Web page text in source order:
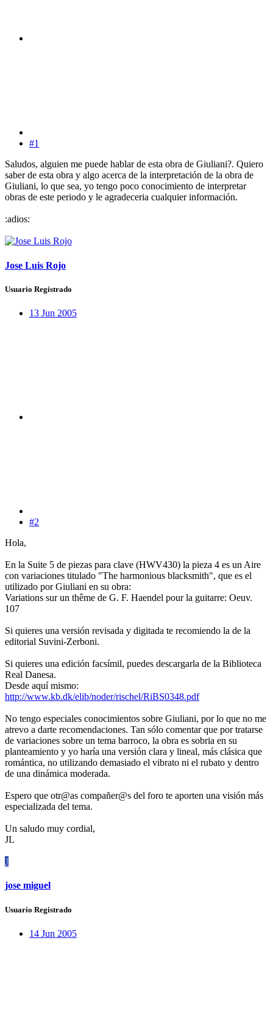
#1
Saludos, alguien me puede hablar de esta obra de Giuliani?. Quiero
saber de esta obra y algo acerca de la interpretación de la obra de
Giuliani, lo que sea, yo tengo poco conocimiento de interpretar
obras de este periodo y le agradeceria cualquier información.
:adios:
Jose Luis Rojo
Usuario Registrado
13 Jun 2005
#2
Hola,
En la Suite 5 de piezas para clave (HWV430) la pieza 4 es un Aire
con variaciones titulado "The harmonious blacksmith", que es el
utilizado por Giuliani en su obra:
Variations sur un thême de G. F. Haendel pour la guitarre: Oeuv.
107
Si quieres una versión revisada y digitada te recomiendo la de la
editorial Suvini-Zerboni.
Si quieres una edición facsímil, puedes descargarla de la Biblioteca
Real Danesa.
Desde aquí mismo:
http://www.kb.dk/elib/noder/rischel/RiBS0348.pdf
No tengo especiales conocimientos sobre Giuliani, por lo que no me
atrevo a darte recomendaciones. Tan sólo comentar que por tratarse
de variaciones sobre un tema barroco, la obra es sobria en su
planteamiento y yo haría una versión clara y lineal, más clásica que
romántica, no utilizando demasiado el vibrato ni el rubato y dentro
de una dinámica moderada.
Espero que otr@as compañer@s del foro te aporten una visión más
especializada del tema.
Un saludo muy cordial,
JL
J
jose miguel
Usuario Registrado
14 Jun 2005